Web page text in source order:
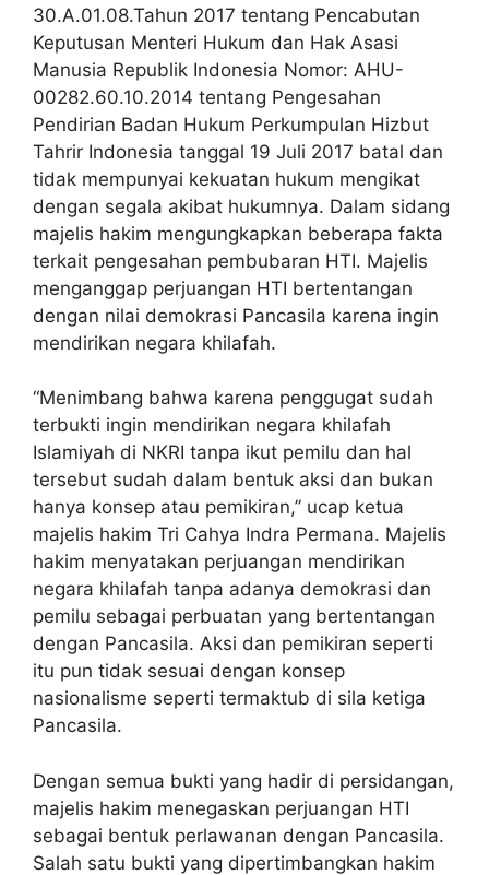
30.A.01.08.Tahun 2017 tentang Pencabutan
Keputusan Menteri Hukum dan Hak Asasi
Manusia Republik Indonesia Nomor: AHU-
00282.60.10.2014 tentang Pengesahan
Pendirian Badan Hukum Perkumpulan Hizbut
Tahrir Indonesia tanggal 19 Juli 2017 batal dan
tidak mempunyai kekuatan hukum mengikat
dengan segala akibat hukumnya. Dalam sidang
majelis hakim mengungkapkan beberapa fakta
terkait pengesahan pembubaran HTI. Majelis
menganggap perjuangan HTI bertentangan
dengan nilai demokrasi Pancasila karena ingin
mendirikan negara khilafah.
“Menimbang bahwa karena penggugat sudah
terbukti ingin mendirikan negara khilafah
Islamiyah di NKRI tanpa ikut pemilu dan hal
tersebut sudah dalam bentuk aksi dan bukan
hanya konsep atau pemikiran,” ucap ketua
majelis hakim Tri Cahya Indra Permana. Majelis
hakim menyatakan perjuangan mendirikan
negara khilafah tanpa adanya demokrasi dan
pemilu sebagai perbuatan yang bertentangan
dengan Pancasila. Aksi dan pemikiran seperti
itu pun tidak sesuai dengan konsep
nasionalisme seperti termaktub di sila ketiga
Pancasila.
Dengan semua bukti yang hadir di persidangan,
majelis hakim menegaskan perjuangan HTI
sebagai bentuk perlawanan dengan Pancasila.
Salah satu bukti yang dipertimbangkan hakim